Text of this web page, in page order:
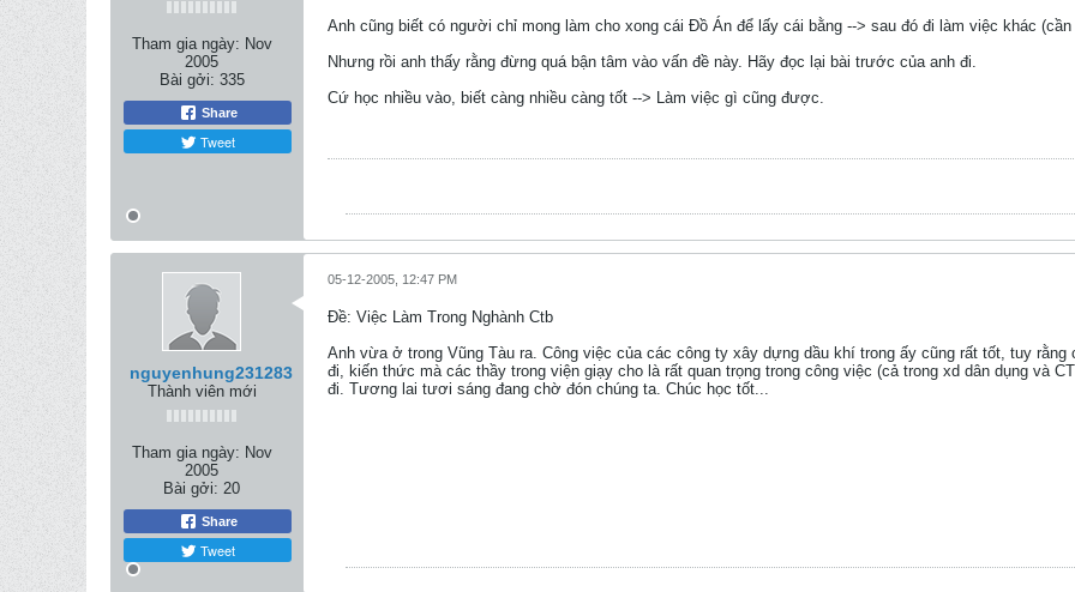
Tham gia ngày: Nov
2005
Bài gởi: 335
Share
Tweet
Anh cũng biết có người chỉ mong làm cho xong cái Đồ Án để lấy cái bằng --> sau đó đi làm việc khác
Nhưng rồi anh thấy rằng đừng quá bận tâm vào vấn đề này. Hãy đọc lại bài trước của anh đi.
Cứ học nhiều vào, biết càng nhiều càng tốt --> Làm việc gì cũng được.
nguyenhung231283
Thành viên mới
Tham gia ngày: Nov
2005
Bài gởi: 20
Share
Tweet
05-12-2005, 12:47 PM
Ðề: Việc Làm Trong Nghành Ctb
Anh vừa ở trong Vũng Tàu ra. Công việc của các công ty xây dựng dầu khí trong ấy cũng rất tốt, tuy
đi, kiến thức mà các thầy trong viện giạy cho là rất quan trọng trong công việc (cả trong xd dân dụng và
đi. Tương lai tươi sáng đang chờ đón chúng ta. Chúc học tốt...